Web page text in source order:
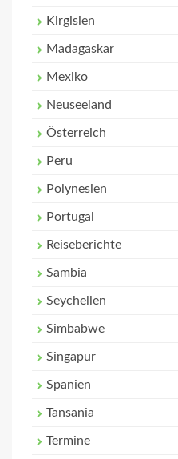
Kirgisien
Madagaskar
Mexiko
Neuseeland
Österreich
Peru
Polynesien
Portugal
Reiseberichte
Sambia
Seychellen
Simbabwe
Singapur
Spanien
Tansania
Termine